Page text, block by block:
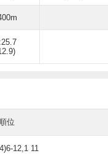
位
12,1 11